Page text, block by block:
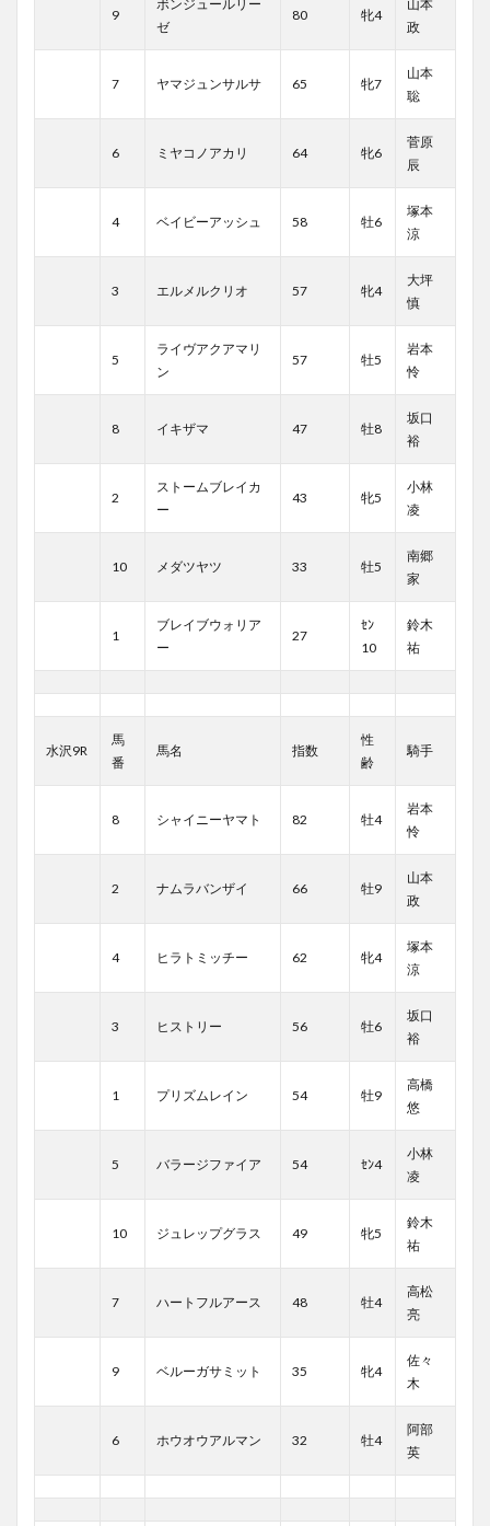
9
ボンジュールリー
ゼ
80 牝4
山本
政
7 ヤマジュンサルサ 65 牝7
山本
聡
6 ミヤコノアカリ 64 牝6
菅原
辰
4 ベイビーアッシュ 58 牡6
塚本
涼
3 エルメルクリオ 57 牝4
大坪
慎
5
ライヴアクアマリ
ン
57 牡5
岩本
怜
8 イキザマ 47 牡8
坂口
裕
2
ストームブレイカ
ー
43 牝5
小林
凌
10 メダツヤツ 33 牡5
南郷
家
1
ブレイブウォリア
ー
27
ｾﾝ
10
鈴木
祐
水沢9R
馬
番
馬名 指数
性
齢
騎手
8 シャイニーヤマト 82 牡4
岩本
怜
2 ナムラバンザイ 66 牡9
山本
政
4 ヒラトミッチー 62 牝4
塚本
涼
3 ヒストリー 56 牡6
坂口
裕
1 プリズムレイン 54 牡9
高橋
悠
5 バラージファイア 54 ｾﾝ4
小林
凌
10 ジュレップグラス 49 牝5
鈴木
祐
7 ハートフルアース 48 牡4
高松
亮
9 ベルーガサミット 35 牝4
佐々
木
6 ホウオウアルマン 32 牡4
阿部
英